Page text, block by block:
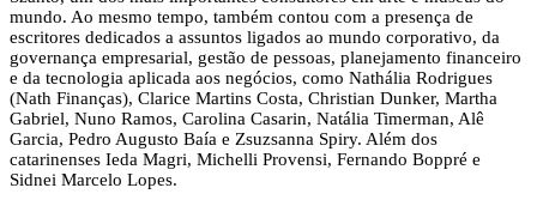
mundo. Ao mesmo tempo, também contou com a presença de
escritores dedicados a assuntos ligados ao mundo corporativo, da
governança empresarial, gestão de pessoas, planejamento financeiro
e da tecnologia aplicada aos negócios, como Nathália Rodrigues
(Nath Finanças), Clarice Martins Costa, Christian Dunker, Martha
Gabriel, Nuno Ramos, Carolina Casarin, Natália Timerman, Alê
Garcia, Pedro Augusto Baía e Zsuzsanna Spiry. Além dos
catarinenses Ieda Magri, Michelli Provensi, Fernando Boppré e
Sidnei Marcelo Lopes.